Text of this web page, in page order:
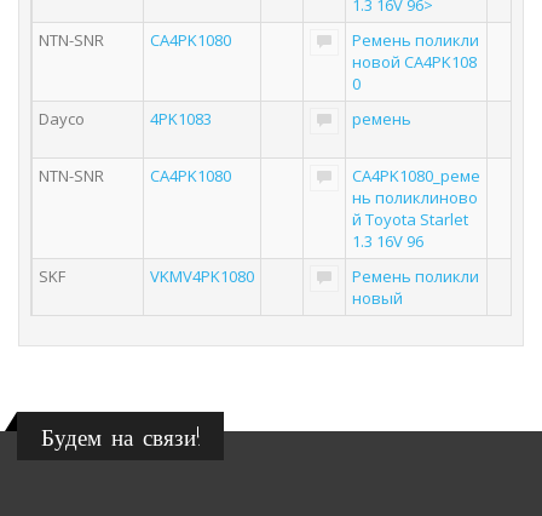
1.3 16V 96>
NTN-SNR
CA4PK1080
Ремень поликли
новой CA4PK108
0
Dayco
4PK1083 ремень
NTN-SNR CA4PK1080
CA4PK1080_реме
нь поликлиново
й Toyota Starlet
1.3 16V 96
SKF
VKMV4PK1080
Ремень поликли
новый
Будем на связи!